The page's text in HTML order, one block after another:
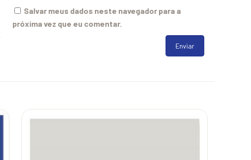
Salvar meus dados neste navegador para a
próxima vez que eu comentar.